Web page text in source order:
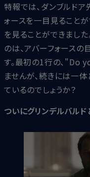
特報では、ダンブルド
ォースを一目見ること
を見ることができまし
のは、アバーフォース
す。最初の1行の、"Do
ませんが、続きには一
ているのでしょうか？
ついにグリンデルバルド